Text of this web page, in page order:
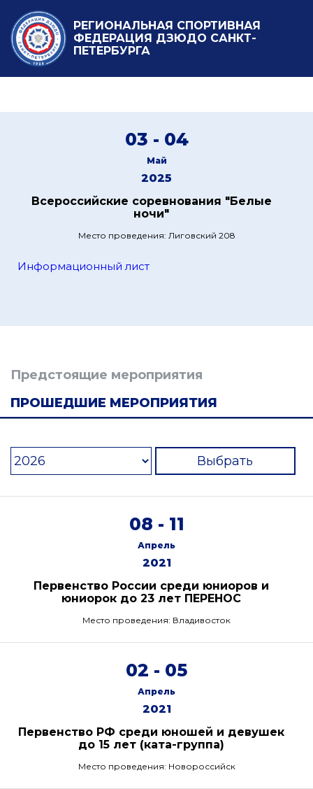
РЕГИОНАЛЬНАЯ СПОРТИВНАЯ
ФЕДЕРАЦИЯ ДЗЮДО САНКТ-
ПЕТЕРБУРГА
03 - 04
Май
2025
Всероссийские соревнования "Белые
ночи"
Место проведения: Лиговский 208
Информационный лист
Предстоящие мероприятия
ПРОШЕДШИЕ МЕРОПРИЯТИЯ
Выбрать
08 - 11
Апрель
2021
Первенство России среди юниоров и
юниорок до 23 лет ПЕРЕНОС
Место проведения: Владивосток
02 - 05
Апрель
2021
Первенство РФ среди юношей и девушек
до 15 лет (ката-группа)
Место проведения: Новороссийск